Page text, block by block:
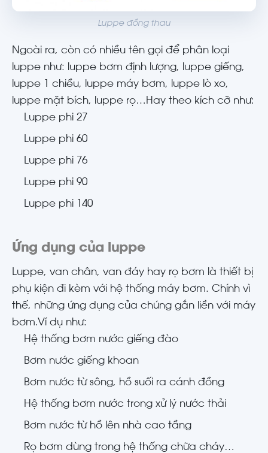
Luppe đồng thau
Ngoài ra, còn có nhiều tên gọi để phân loại
luppe như: luppe bơm định lượng, luppe giếng,
luppe 1 chiều, luppe máy bơm, luppe lò xo,
luppe mặt bích, luppe rọ…Hay theo kích cỡ như:
Luppe phi 27
Luppe phi 60
Luppe phi 76
Luppe phi 90
Luppe phi 140
Ứng dụng của luppe
Luppe, van chân, van đáy hay rọ bơm là thiết bị
phụ kiện đi kèm với hệ thống máy bơm. Chính vì
thế, những ứng dụng của chúng gắn liền với máy
bơm.Ví dụ như:
Hệ thống bơm nước giếng đào
Bơm nước giếng khoan
Bơm nước từ sông, hồ suối ra cánh đồng
Hệ thống bơm nước trong xử lý nước thải
Bơm nước từ hồ lên nhà cao tầng
Rọ bơm dùng trong hệ thống chữa cháy…